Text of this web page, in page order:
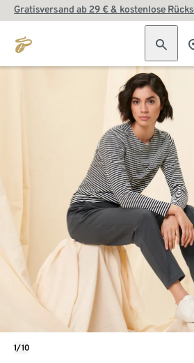
Gratisversand ab 29 € & kostenlose
1/10